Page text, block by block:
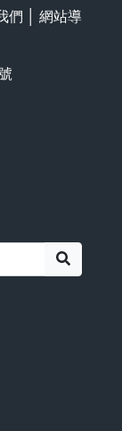
們
網站導